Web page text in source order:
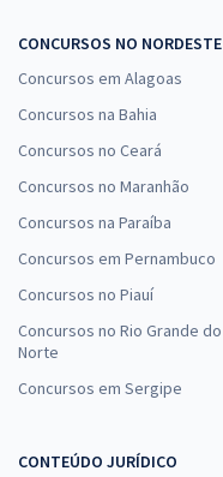
CONCURSOS NO NORDESTE
Concursos em Alagoas
Concursos na Bahia
Concursos no Ceará
Concursos no Maranhão
Concursos na Paraíba
Concursos em Pernambuco
Concursos no Piauí
Concursos no Rio Grande do
Norte
Concursos em Sergipe
CONTEÚDO JURÍDICO